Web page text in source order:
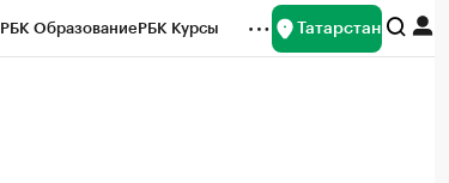
РБК ОбразованиеРБК Курсы Татарстан